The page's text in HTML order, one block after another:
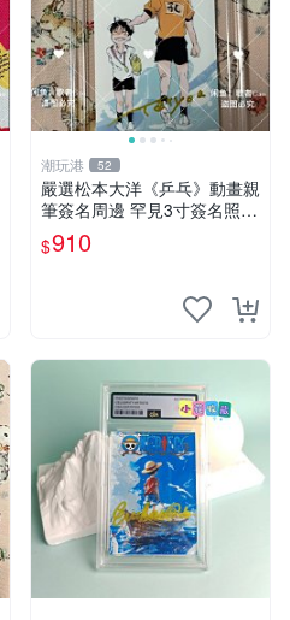
潮玩港 52
嚴選松本大洋《乒乓》動畫親
筆簽名周邊 罕見3寸簽名照
卡磚附送 乒乓 動畫 松本大洋
$910